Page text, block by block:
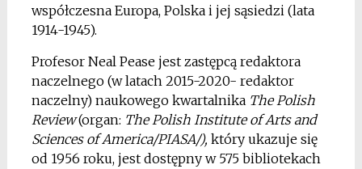
współczesna Europa, Polska i jej sąsiedzi (lata
1914-1945).
Profesor Neal Pease jest zastępcą redaktora
naczelnego (w latach 2015-2020- redaktor
naczelny) naukowego kwartalnika The Polish
Review(organ: The Polish Institute of Arts and
Sciences of America/PIASA/), który ukazuje się
od 1956 roku, jest dostępny w 575 bibliotekach